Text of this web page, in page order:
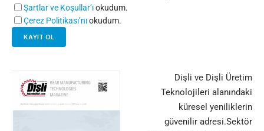
Şartlar ve Koşullar’ıokudum.
Çerez Politikası’nıokudum.
Dişli ve Dişli Üretim
Teknolojileri alanındaki
küresel yeniliklerin
güvenilir adresi.Sektör